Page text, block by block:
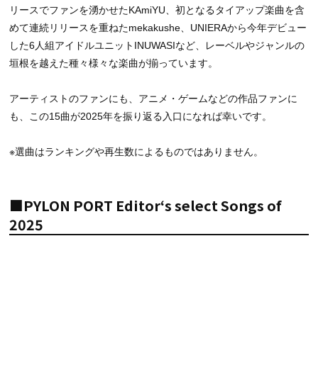
リースでファンを湧かせたKAmiYU、初となるタイアップ楽曲を含
めて連続リリースを重ねたmekakushe、UNIERAから今年デビュー
した6人組アイドルユニットINUWASIなど、レーベルやジャンルの
垣根を越えた種々様々な楽曲が揃っています。
アーティストのファンにも、アニメ・ゲームなどの作品ファンに
も、この15曲が2025年を振り返る入口になれば幸いです。
※選曲はランキングや再生数によるものではありません。
■PYLON PORT Editor‘s select Songs of
2025